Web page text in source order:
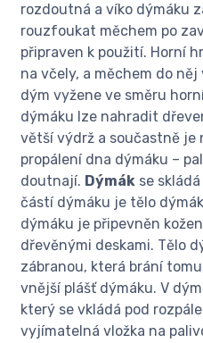
rozdoutná a víko dýmáku
rouzfoukat měchem po
připraven k použití. Horní
na včely, a měchem do
dým vyžene ve směru
dýmáku lze nahradit
větší výdrž a součastně je
propálení dna dýmáku –
doutnají. Dýmák se
částí dýmáku je tělo
dýmáku je připevněn
dřevěnými deskami. Tělo
zábranou, která brání
vnější plášť dýmáku. V
který se vkládá pod
vyjímatelná vložka na